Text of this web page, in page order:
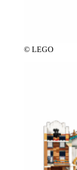
© LEGO